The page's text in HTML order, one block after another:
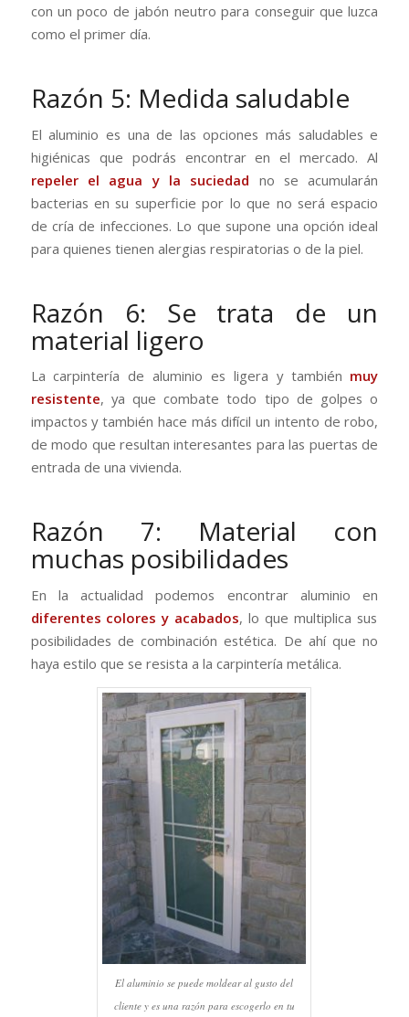
con un poco de jabón neutro para conseguir que luzca
como el primer día.
Razón 5: Medida saludable
El aluminio es una de las opciones más saludables e
higiénicas que podrás encontrar en el mercado. Al
repeler el agua y la suciedad no se acumularán
bacterias en su superficie por lo que no será espacio
de cría de infecciones. Lo que supone una opción ideal
para quienes tienen alergias respiratorias o de la piel.
Razón 6: Se trata de un
material ligero
La carpintería de aluminio es ligera y también muy
resistente, ya que combate todo tipo de golpes o
impactos y también hace más difícil un intento de robo,
de modo que resultan interesantes para las puertas de
entrada de una vivienda.
Razón 7: Material con
muchas posibilidades
En la actualidad podemos encontrar aluminio en
diferentes colores y acabados, lo que multiplica sus
posibilidades de combinación estética. De ahí que no
haya estilo que se resista a la carpintería metálica.
El aluminio se puede moldear al gusto del
cliente y es una razón para escogerlo en tu